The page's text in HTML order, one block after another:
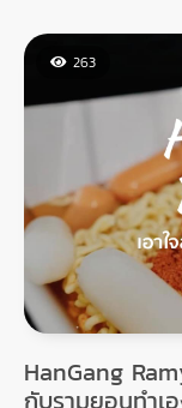
T.wagyu ได้แล้ว แ
เซ็ตให้เลือกอีกด้วยน
263
HanGang
กับรามยอนทำเ